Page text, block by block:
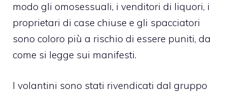
modo gli omosessuali, i venditori di liquori, i
proprietari di case chiuse e gli spacciatori
sono coloro più a rischio di essere puniti, da
come si legge sui manifesti.
I volantini sono stati rivendicati dal gruppo